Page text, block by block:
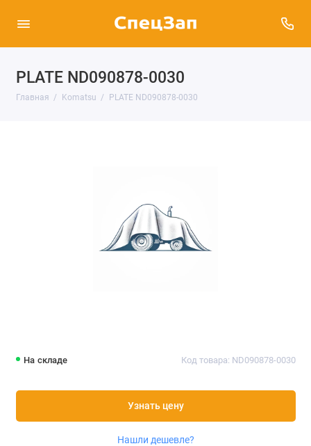
PLATE ND090878-0030
Главная Komatsu PLATE ND090878-0030
На складе Код товара: ND090878-0030
Узнать цену
Нашли дешевле?